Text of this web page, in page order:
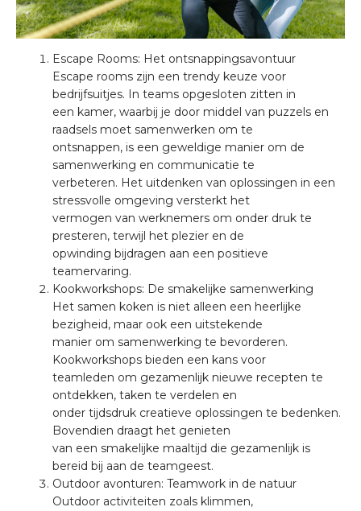
Escape Rooms: Het ontsnappingsavontuur
Escape rooms zijn een trendy keuze voor
bedrijfsuitjes. In teams opgesloten zitten in
een kamer, waarbij je door middel van puzzels en
raadsels moet samenwerken om te
ontsnappen, is een geweldige manier om de
samenwerking en communicatie te
verbeteren. Het uitdenken van oplossingen in een
stressvolle omgeving versterkt het
vermogen van werknemers om onder druk te
presteren, terwijl het plezier en de
opwinding bijdragen aan een positieve
teamervaring.
Kookworkshops: De smakelijke samenwerking
Het samen koken is niet alleen een heerlijke
bezigheid, maar ook een uitstekende
manier om samenwerking te bevorderen.
Kookworkshops bieden een kans voor
teamleden om gezamenlijk nieuwe recepten te
ontdekken, taken te verdelen en
onder tijdsdruk creatieve oplossingen te bedenken.
Bovendien draagt het genieten
van een smakelijke maaltijd die gezamenlijk is
bereid bij aan de teamgeest.
Outdoor avonturen: Teamwork in de natuur
Outdoor activiteiten zoals klimmen,